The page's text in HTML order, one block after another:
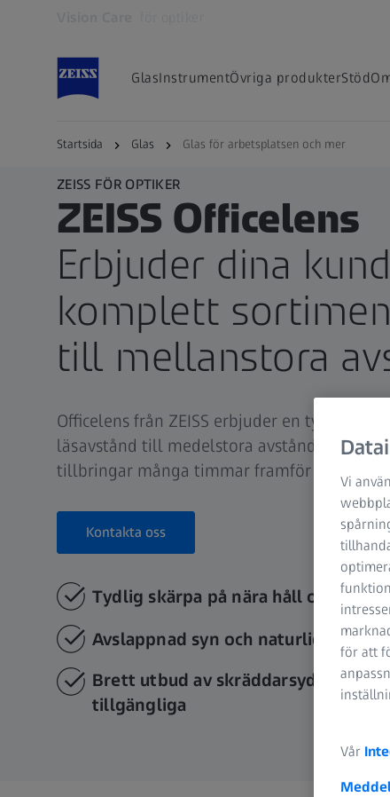
GlasInstrumentÖvriga produkterStöd
Startsida Glas Glas för arbetsplatsen och mer
ZEISS FÖR OPTIKER
ZEISS Officelens
Erbjuder dina
komplett
till mellanstora
Officelens från ZEISS erbjuder en tydlig och
läsavstånd till medelstora avstånd. Det
tillbringar många timmar framför skärmar.
Kontakta oss
Tydlig skärpa på nära håll och
Avslappnad syn och naturlig
Brett utbud av skräddarsydda och
tillgängliga
Vi
för att
Vår